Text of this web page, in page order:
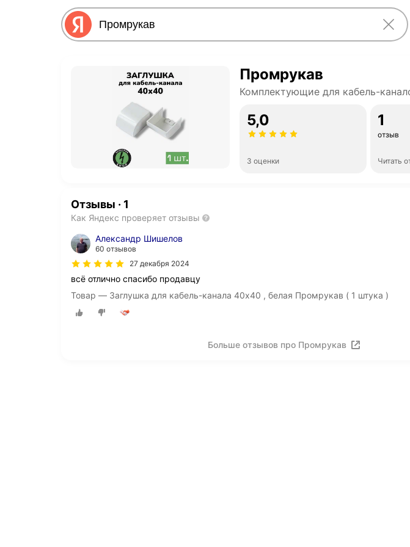
Промрукав
Комплектующие для кабель-
5,0
3 оценки
1
отзыв
Читать
Отзывы · 1
Как Яндекс проверяет отзывы
Александр Шишелов
60 отзывов
27 декабря 2024
всё отлично спасибо продавцу
Товар — Заглушка для кабель-канала 40х40 , белая Промрукав ( 1 штука )
Больше отзывов про Промрукав